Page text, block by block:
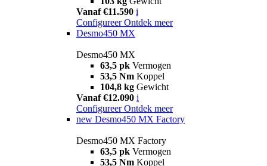
Vanaf €11.590 i
Configureer Ontdek meer
Desmo450 MX
Desmo450 MX
63,5 pk Vermogen
53,5 Nm Koppel
104,8 kg Gewicht
Vanaf €12.090 i
Configureer Ontdek meer
new Desmo450 MX Factory
Desmo450 MX Factory
63,5 pk Vermogen
53,5 Nm Koppel